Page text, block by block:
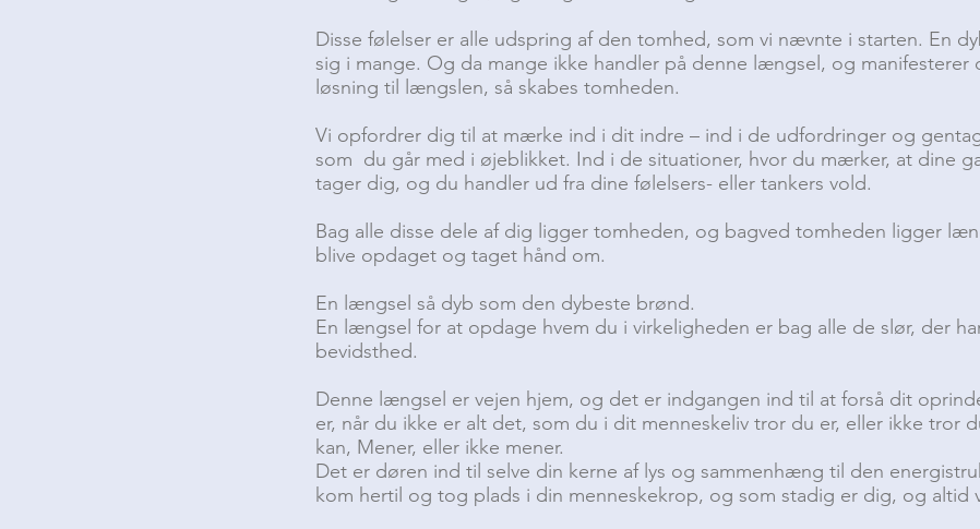
Disse følelser er alle udspring af den tomhed, som vi nævnte i starten. En
sig i mange. Og da mange ikke handler på denne længsel, og manifesterer
løsning til længslen, så skabes tomheden.
Vi opfordrer dig til at mærke ind i dit indre – ind i de udfordringer og
som du går med i øjeblikket. Ind i de situationer, hvor du mærker, at dine
tager dig, og du handler ud fra dine følelsers- eller tankers vold.
Bag alle disse dele af dig ligger tomheden, og bagved tomheden ligger
blive opdaget og taget hånd om.
En længsel så dyb som den dybeste brønd.
En længsel for at opdage hvem du i virkeligheden er bag alle de slør, der
bevidsthed.
Denne længsel er vejen hjem, og det er indgangen ind til at forså dit
er, når du ikke er alt det, som du i dit menneskeliv tror du er, eller ikke tror
kan, Mener, eller ikke mener.
Det er døren ind til selve din kerne af lys og sammenhæng til den
kom hertil og tog plads i din menneskekrop, og som stadig er dig, og altid